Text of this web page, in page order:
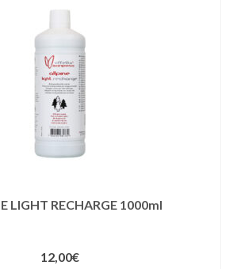
LIGHT RECHARGE 1000ml
12,00€